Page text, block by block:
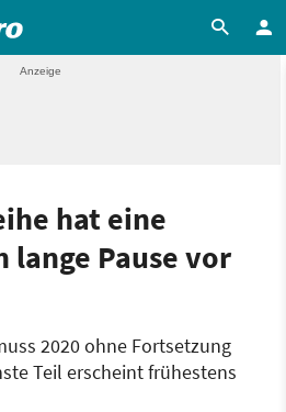
hat eine
lange Pause vor
2020 ohne Fortsetzung
Teil erscheint frühestens